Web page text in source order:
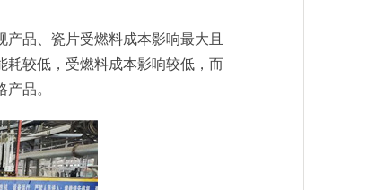
产品、瓷片受燃料成本影响最大且
耗较低，受燃料成本影响较低，而
品。